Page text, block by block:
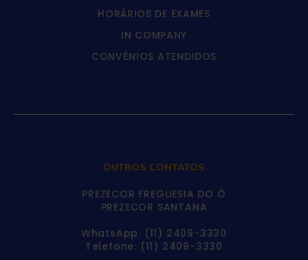
OUTROS CONTATOS
PREZECOR FREGUESIA DO Ó
PREZECOR SANTANA
WhatsApp: (11) 2409-3330
Telefone: (11) 2409-3330
HORÁRIOS DE EXAMES
IN COMPANY
CONVÊNIOS ATENDIDOS